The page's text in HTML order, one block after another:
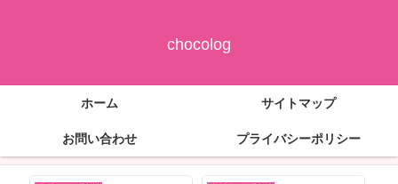
chocolog
ホーム サイトマップ
お問い合わせ プライバシーポリシー